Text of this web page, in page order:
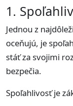
1.
Jednou z
oceňujú, je
stáť za svojimi
bezpečia.
Spoľahlivosť je